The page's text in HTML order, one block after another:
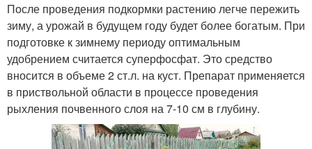
После проведения подкормки растению легче пережить
зиму, а урожай в будущем году будет более богатым. При
подготовке к зимнему периоду оптимальным
удобрением считается суперфосфат. Это средство
вносится в объеме 2 ст.л. на куст. Препарат применяется
в приствольной области в процессе проведения
рыхления почвенного слоя на 7-10 см в глубину.